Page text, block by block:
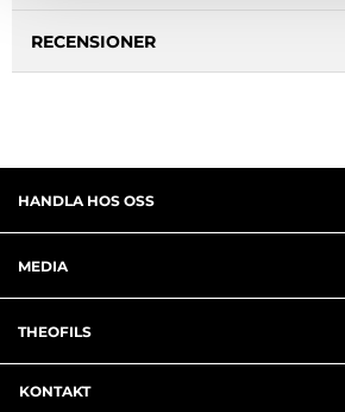
RECENSIONER
HANDLA HOS OSS
MEDIA
THEOFILS
KONTAKT